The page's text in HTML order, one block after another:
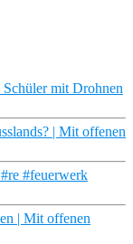
mit Drohnen
| Mit offenen
#feuerwerk
| Mit offenen